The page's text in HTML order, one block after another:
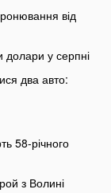
від
долари у серпні
два авто:
58-річного
з Волині